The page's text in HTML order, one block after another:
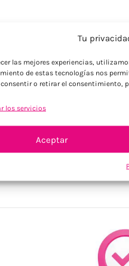
Tu
las mejores experiencias,
de estas tecnologías nos
o retirar el consentimiento,
los servicios
Aceptar